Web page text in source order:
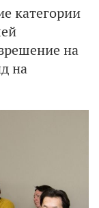
категории
на
на